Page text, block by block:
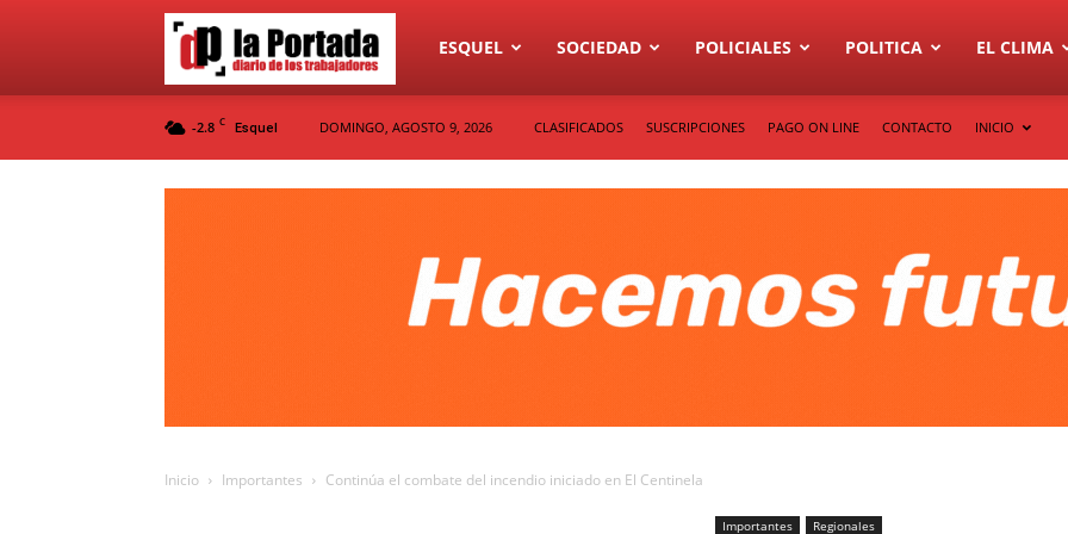
Diario
ESQUEL SOCIEDAD POLICIALES POLITICA EL CLIMA
-2.8 C Esquel DOMINGO, AGOSTO 9, 2026 CLASIFICADOS SUSCRIPCIONES PAGO ON LINE CONTACTO INICIO
Inicio Importantes Continúa el combate del incendio iniciado en El Centinela
Importantes Regionales